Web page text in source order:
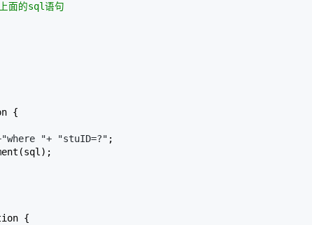
面的sql语句
{
"+ "stuID=?" ;
{